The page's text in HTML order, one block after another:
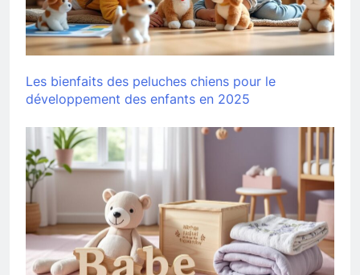
Les bienfaits des peluches chiens pour le
développement des enfants en 2025